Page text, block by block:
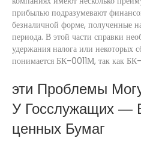
прибылью подразумевают
безналичной форме, полученные
периода. В этой части справки
удержания налога или некоторых
понимается БК-0011М, так как
эти Проблемы
У Госслужащих —
ценных Бумаг